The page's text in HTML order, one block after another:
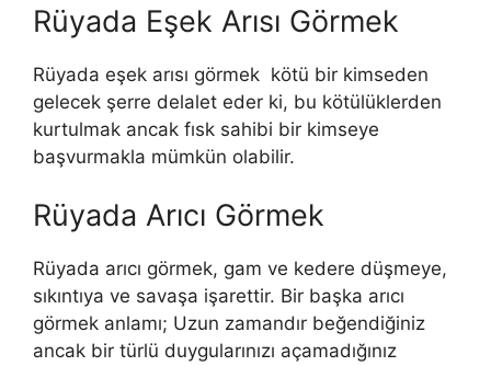
Rüyada Eşek Arısı Görmek
Rüyada eşek arısı görmek kötü bir kimseden
gelecek şerre delalet eder ki, bu kötülüklerden
kurtulmak ancak fısk sahibi bir kimseye
başvurmakla mümkün olabilir.
Rüyada Arıcı Görmek
Rüyada arıcı görmek, gam ve kedere düşmeye,
sıkıntıya ve savaşa işarettir. Bir başka arıcı
görmek anlamı; Uzun zamandır beğendiğiniz
ancak bir türlü duygularınızı aça­madığınız